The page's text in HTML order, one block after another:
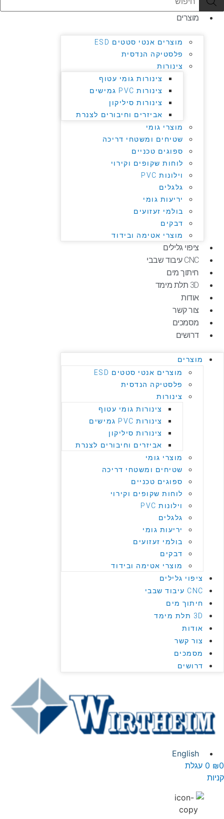
מוצרים
מוצרים אנטי סטטים ESD
פלסטיקה הנדסית
צינורות
צינורות גומי עטוף
צינורות PVC גמישים
צינורות סיליקון
אביזרים וחיבורים לצנרת
מוצרי גומי
שטיחים ומשטחי דריכה
ספוגים טכניים
לוחות שקופים וקירוי
וילונות PVC
גלגלים
יריעות גומי
בולמי זעזועים
דבקים
מוצרי אטימה ובידוד
ציפוי גלילים
CNC עיבוד שבבי
חיתוך מים
3D תלת מימד
אודות
צור קשר
מסמכים
דרושים
מוצרים
מוצרים אנטי סטטים ESD
פלסטיקה הנדסית
צינורות
צינורות גומי עטוף
צינורות PVC גמישים
צינורות סיליקון
אביזרים וחיבורים לצנרת
מוצרי גומי
שטיחים ומשטחי דריכה
ספוגים טכניים
לוחות שקופים וקירוי
וילונות PVC
גלגלים
יריעות גומי
בולמי זעזועים
דבקים
מוצרי אטימה ובידוד
ציפוי גלילים
CNC עיבוד שבבי
חיתוך מים
3D תלת מימד
אודות
צור קשר
מסמכים
דרושים
English
₪
0 עגלת